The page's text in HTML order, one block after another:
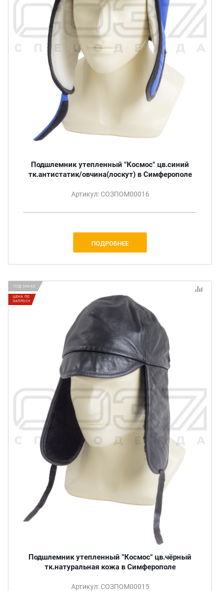
Подшлемник утепленный "Космос" цв.синий
тк.антистатик/овчина(лоскут) в Симферополе
Артикул: СОЗПОМ00016
ПОДРОБНЕЕ
ПОД ЗАКАЗ
ЦЕНА ПО
ЗАПРОСУ
Подшлемник утепленный "Космос" цв.чёрный
тк.натуральная кожа в Симферополе
Артикул: СОЗПОМ00015